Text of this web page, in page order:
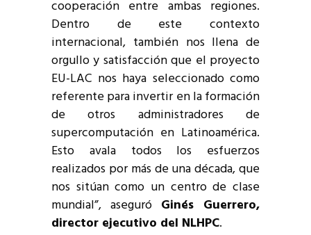
cooperación entre ambas regiones.
Dentro de este contexto
internacional, también nos llena de
orgullo y satisfacción que el proyecto
EU-LAC nos haya seleccionado como
referente para invertir en la formación
de otros administradores de
supercomputación en Latinoamérica.
Esto avala todos los esfuerzos
realizados por más de una década, que
nos sitúan como un centro de clase
mundial”, aseguró Ginés Guerrero,
director ejecutivo del NLHPC.